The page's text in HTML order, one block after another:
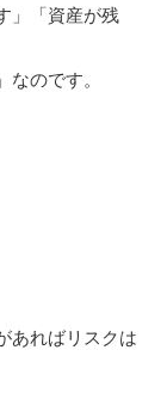
」「資産が残
のです。
あればリスクは